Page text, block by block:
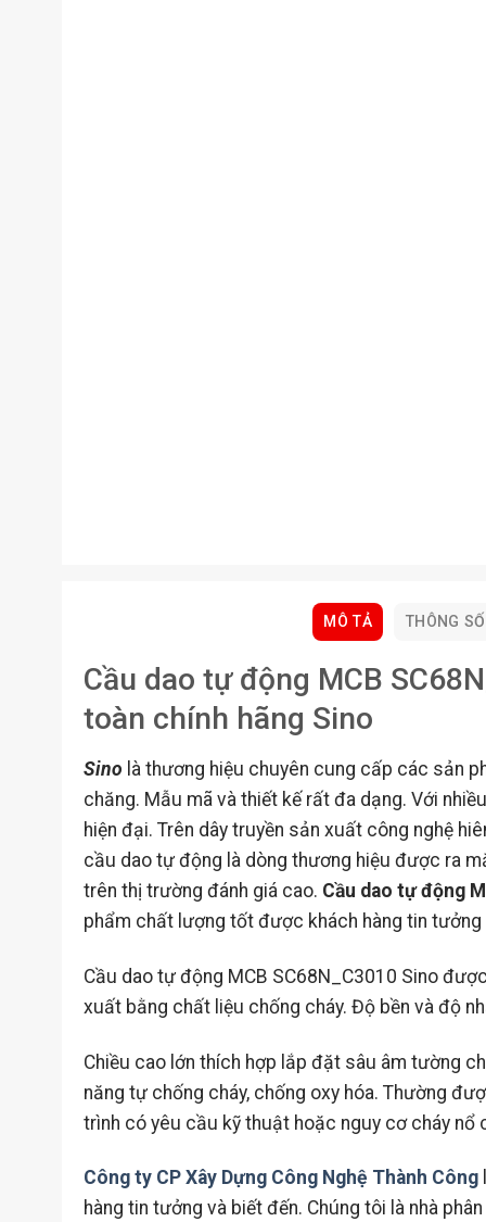
MÔ TẢ THÔNG
Cầu dao tự động MCB
toàn chính hãng Sino
Sino là thương hiệu chuyên cung cấp các sản
chăng. Mẫu mã và thiết kế rất đa dạng. Với
hiện đại. Trên dây truyền sản xuất công nghệ
cầu dao tự động là dòng thương hiệu được ra
trên thị trường đánh giá cao. Cầu dao tự động
phẩm chất lượng tốt được khách hàng tin tưởng
Cầu dao tự động MCB SC68N_C3010 Sino
xuất bằng chất liệu chống cháy. Độ bền và độ
Chiều cao lớn thích hợp lắp đặt sâu âm tường
năng tự chống cháy, chống oxy hóa. Thường
trình có yêu cầu kỹ thuật hoặc nguy cơ cháy nổ
Công ty CP Xây Dựng Công Nghệ Thành Công
hàng tin tưởng và biết đến. Chúng tôi là nhà